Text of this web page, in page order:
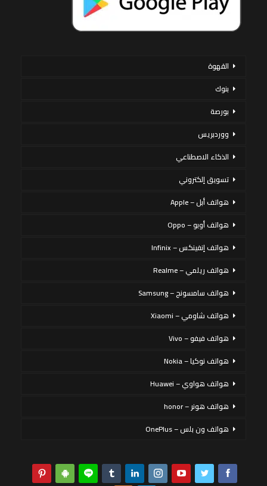
القهوة
بنوك
بورصة
ووردبريس
الذكاء الاصطناعي
تسويق إلكتروني
هواتف أبل – Apple
هواتف أوبو – Oppo
هواتف إنفينكس – Infinix
هواتف ريلمي – Realme
هواتف سامسونج – Samsung
هواتف شاومي – Xiaomi
هواتف فيفو – Vivo
هواتف نوكيا – Nokia
هواتف هواوي – Huawei
هواتف هونر – honor
هواتف ون بلس – OnePlus